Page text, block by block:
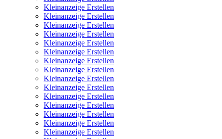
Kleinanzeige Erstellen
Kleinanzeige Erstellen
Kleinanzeige Erstellen
Kleinanzeige Erstellen
Kleinanzeige Erstellen
Kleinanzeige Erstellen
Kleinanzeige Erstellen
Kleinanzeige Erstellen
Kleinanzeige Erstellen
Kleinanzeige Erstellen
Kleinanzeige Erstellen
Kleinanzeige Erstellen
Kleinanzeige Erstellen
Kleinanzeige Erstellen
Kleinanzeige Erstellen